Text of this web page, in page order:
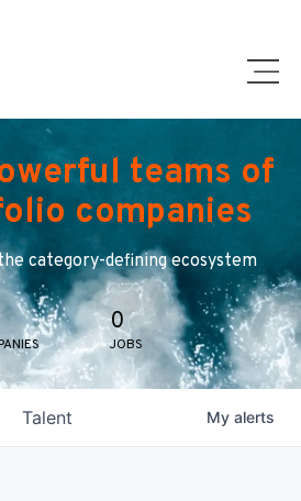
teams of
companies
category-defining ecosystem
0
JOBS
Talent My alerts